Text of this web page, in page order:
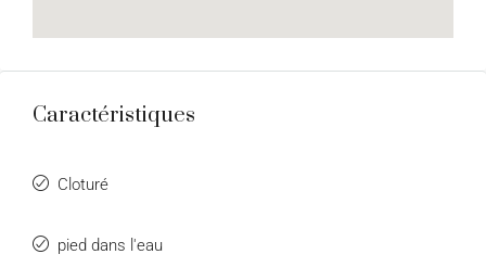
Caractéristiques
Cloturé
pied dans l'eau